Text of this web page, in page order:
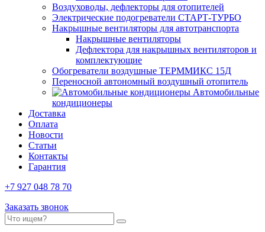
Воздуховоды, дефлекторы для отопителей
Электрические подогреватели СТАРТ-ТУРБО
Накрышные вентиляторы для автотранспорта
Накрышные вентиляторы
Дефлектора для накрышных вентиляторов и
комплектующие
Обогреватели воздушные ТЕРММИКС 15Д
Переносной автономный воздушный отопитель
Автомобильные
кондиционеры
Доставка
Оплата
Новости
Статьи
Контакты
Гарантия
+7 927 048 78 70
Заказать звонок